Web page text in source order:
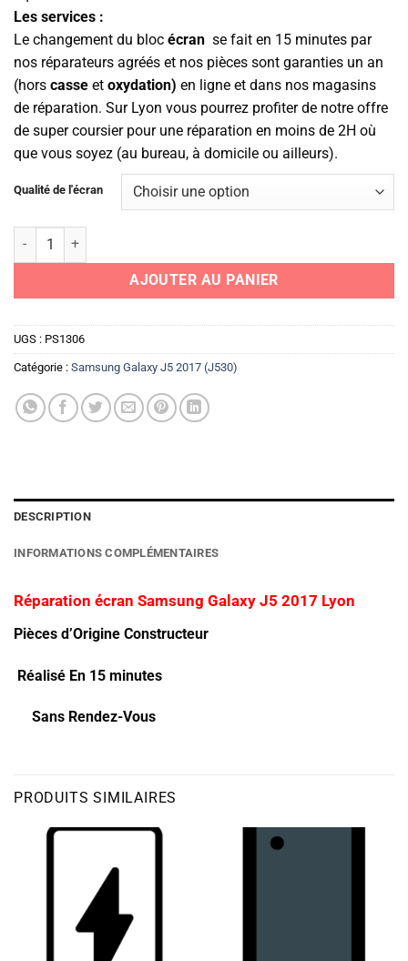
Les services :
Le changement du bloc écran se fait en 15 minutes par
nos réparateurs agréés et nos pièces sont garanties un an
(hors casse et oxydation) en ligne et dans nos magasins
de réparation. Sur Lyon vous pourrez profiter de notre offre
de super coursier pour une réparation en moins de 2H où
que vous soyez (au bureau, à domicile ou ailleurs).
Qualité de l'écran
quantité de Ecran Complet (Ecran d'origine Samsung)
AJOUTER AU PANIER
UGS : PS1306
Catégorie : Samsung Galaxy J5 2017 (J530)
DESCRIPTION
INFORMATIONS COMPLÉMENTAIRES
Réparation écran Samsung Galaxy J5 2017 Lyon
Pièces d’Origine Constructeur
Réalisé En 15 minutes
Sans Rendez-Vous
PRODUITS SIMILAIRES